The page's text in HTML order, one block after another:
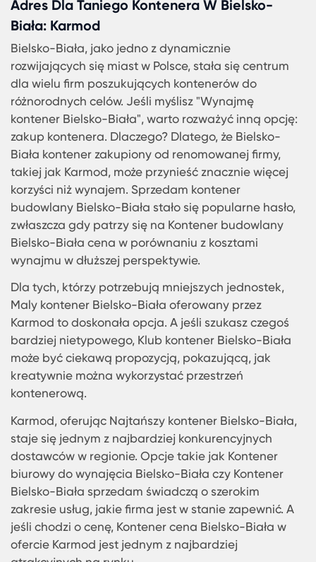
elementy różnych wydarzeń plenerowych i
Karmod oferuje kontenery sanitarne w Bielsko-
które spełniają najwyższe standardy higieny.
Ceny kontenerów w Bielsko-Białej różnią się w
zależności od rodzaju kontenera, jego rozmiaru i
specyfikacji. Karmod jest firmą, która zyskała
zaufanie klientów dzięki jakości swoich
konkurencyjnym cenom. Jeśli potrzebujesz
kontenerów w Bielsko-Białej, warto rozważyć
Karmod.
Adres Dla Taniego Kontenera W Bielsko-
Biała: Karmod
Bielsko-Biała, jako jedno z dynamicznie
rozwijających się miast w Polsce, stała się
dla wielu firm poszukujących kontenerów do
różnorodnych celów. Jeśli myślisz "Wynajmę
kontener Bielsko-Biała", warto rozważyć inną
zakup kontenera. Dlaczego? Dlatego, że Bielsko-